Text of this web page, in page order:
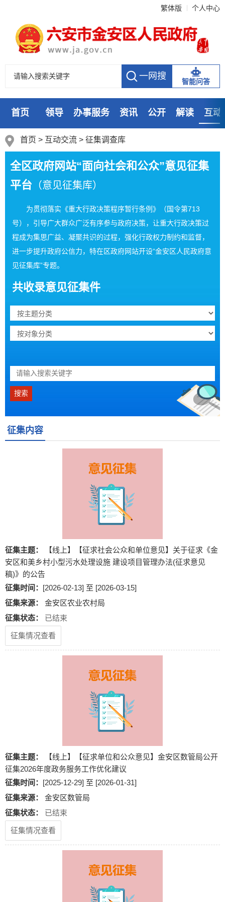
繁体版 个人中心
智能问答
首页 领导 办事服务 资讯 公开 解读 互动
数据 走进
首页 > 互动交流 > 征集调查库
全区政府网站“面向社会和公众”意见征集
平台 （意见征集库）
为贯彻落实《重大行政决策程序暂行条例》（国令第713
号），引导广大群众广泛有序参与政府决策，让重大行政决策过
程成为集思广益、凝聚共识的过程，强化行政权力制约和监督，
进一步提升政府公信力，特在区政府网站开设“金安区人民政府意
见征集库”专题。
共收录意见征集件
征集内容
征集主题：
【线上】【征求社会公众和单位意见】关于征求《金
安区和美乡村小型污水处理设施 建设项目管理办法(征求意见
稿)》的公告
征集时间： [2026-02-13] 至 [2026-03-15]
征集来源：
金安区农业农村局
征集状态：
已结束
征集情况查看
征集主题：
【线上】【征求单位和公众意见】金安区数管局公开
征集2026年度政务服务工作优化建议
征集时间： [2025-12-29] 至 [2026-01-31]
征集来源：
金安区数管局
征集状态：
已结束
征集情况查看